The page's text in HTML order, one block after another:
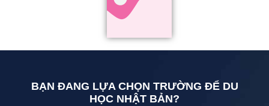
BẠN ĐANG LỰA CHỌN TRƯỜNG ĐỂ DU
HỌC NHẬT BẢN?